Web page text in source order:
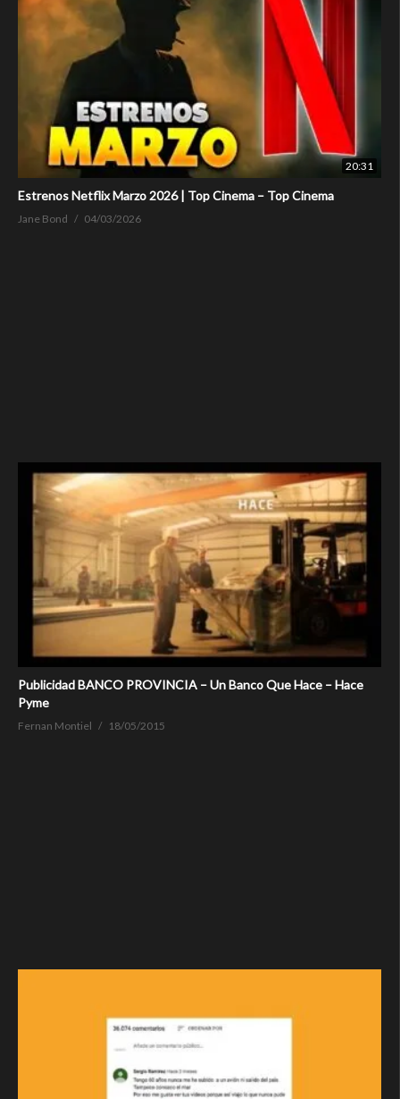
20:31
Estrenos Netflix Marzo 2026 | Top Cinema – Top Cinema
Jane Bond 04/03/2026
Publicidad BANCO PROVINCIA – Un Banco Que Hace – Hace
Pyme
Fernan Montiel 18/05/2015